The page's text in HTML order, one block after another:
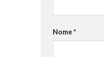
Nome*